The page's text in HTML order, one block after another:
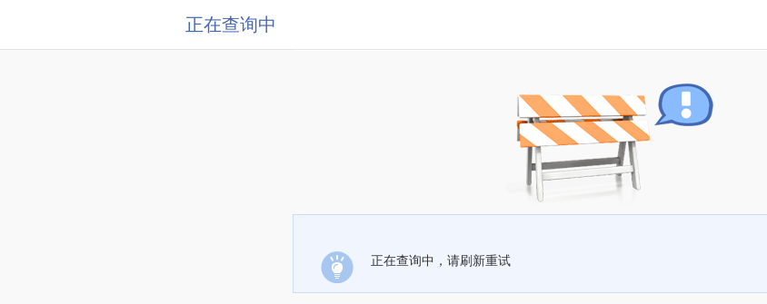
正在查询中
正在查询中，请刷新重试